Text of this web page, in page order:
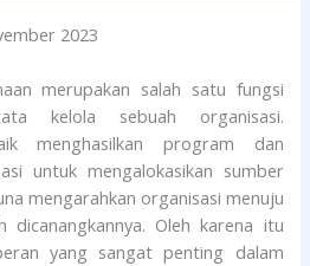
2023
salah satu fungsi
kelola sebuah organisasi.
menghasilkan program dan
untuk mengalokasikan sumber
mengarahkan organisasi menuju
Oleh karena itu
yang sangat penting dalam